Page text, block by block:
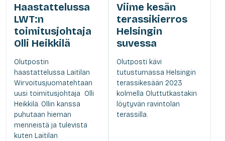
Haastattelussa
LWT:n
toimitusjohtaja
Olli Heikkilä
Olutpostin
haastattelussa Laitilan
Wirvoitusjuomatehtaan
uusi toimitusjohtaja Olli
Heikkilä. Ollin kanssa
puhutaan hieman
menneistä ja tulevista
kuten Laitilan
Viime kesän
terassikierros
Helsingin
suvessa
Olutposti kävi
tutustumassa Helsingin
terassikesään 2023
kolmella Oluttutkastakin
löytyvän ravintolan
terassilla.